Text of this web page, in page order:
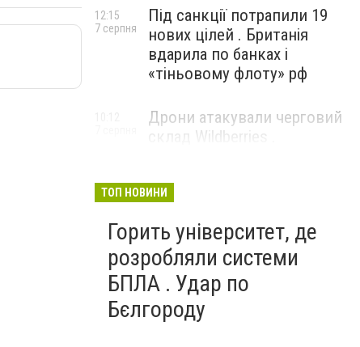
Під санкції потрапили 19
нових цілей . Британія
вдарила по банках і
«тіньовому флоту» рф
12:15
7 серпня
Дрони атакували черговий
склад Wildberries .
ТОП НОВИНИ
Горить університет, де
розробляли системи
БПЛА . Удар по
Бєлгороду